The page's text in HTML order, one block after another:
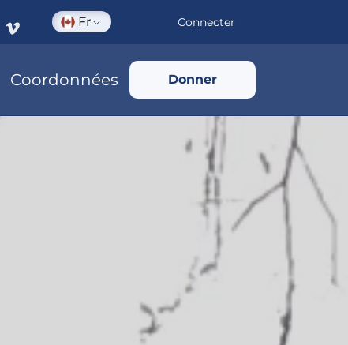
Fr Connecter
Coordonnées Donner